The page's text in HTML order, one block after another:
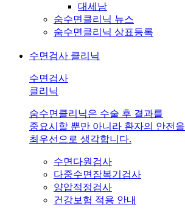
대세남
숨수면클리닉 뉴스
숨수면클리닉 상표등록
수면검사 클리닉
수면검사
클리닉
숨수면클리닉은 수술 후 결과를
중요시할 뿐만 아니라 환자의 안전을
최우선으로 생각합니다.
수면다원검사
다중수면잠복기검사
양압적정검사
건강보험 적용 안내